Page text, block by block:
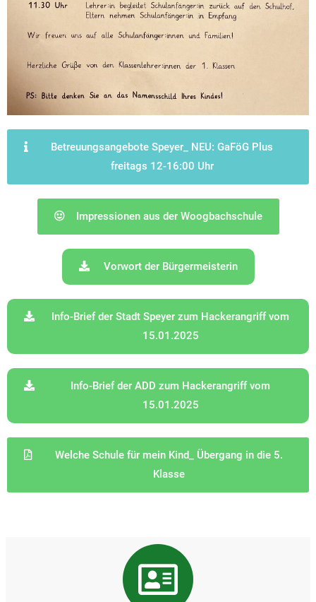
Betreuungsangebote Speyer_ NEU: GaFöG Plus
freitags 12-16:00 Uhr
Impressionen aus der Woogbachschule
Vorwort der Bürgermeisterin
Info-Brief der Stadt Speyer zum Hackerangriff vom
15.01.2025
Info-Brief der ADD zum Hackerangriff vom
15.01.2025
Welche Schule für mein Kind_ Übergang in die 5.
Klasse